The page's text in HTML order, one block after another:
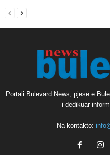
Portali Bulevard News, pjesë e
i dedikuar
Na kontakto: